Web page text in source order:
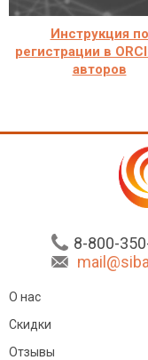
Инструкция по
регистрации в
авторов
8-800-
О нас
Скидки
Отзывы